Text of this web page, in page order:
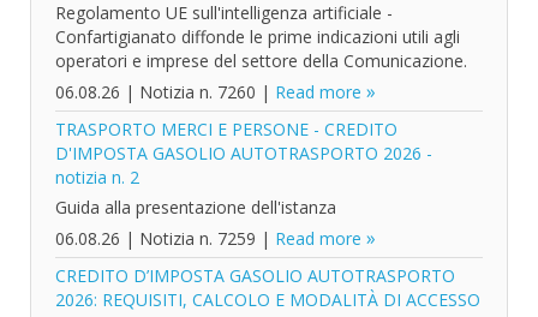
Regolamento UE sull'intelligenza artificiale -
Confartigianato diffonde le prime indicazioni utili agli
operatori e imprese del settore della Comunicazione.
06.08.26 | Notizia n. 7260 | Read more
TRASPORTO MERCI E PERSONE - CREDITO
D'IMPOSTA GASOLIO AUTOTRASPORTO 2026 -
notizia n. 2
Guida alla presentazione dell'istanza
06.08.26 | Notizia n. 7259 | Read more
CREDITO D’IMPOSTA GASOLIO AUTOTRASPORTO
2026: REQUISITI, CALCOLO E MODALITÀ DI ACCESSO